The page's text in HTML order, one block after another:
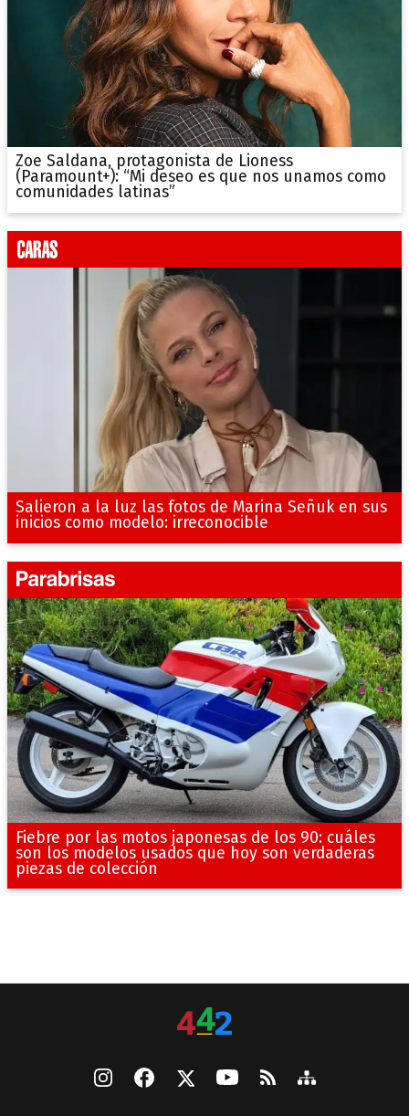
Zoe Saldana, protagonista de Lioness
(Paramount+): “Mi deseo es que nos unamos como
comunidades latinas”
Salieron a la luz las fotos de Marina Señuk en sus
inicios como modelo: irreconocible
Fiebre por las motos japonesas de los 90: cuáles
son los modelos usados que hoy son verdaderas
piezas de colección